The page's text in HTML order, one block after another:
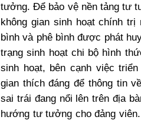
tưởng. Để bảo vệ nền tảng tư
không gian sinh hoạt chính
bình và phê bình được phát
trạng sinh hoạt chi bộ hình
sinh hoạt, bên cạnh việc
gian thích đáng để thông tin
sai trái đang nổi lên trên địa
hướng tư tưởng cho đảng